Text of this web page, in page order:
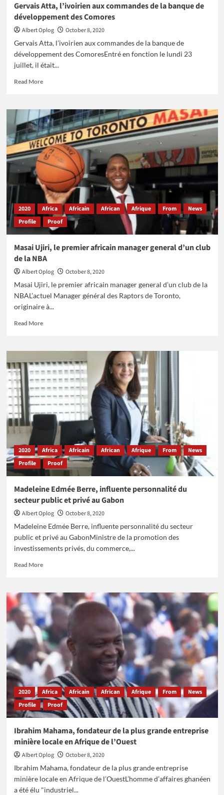
Gervais Atta, l’ivoirien aux commandes de la banque de
développement des Comores
Albert Oplog
October 8, 2020
Gervais Atta, l’ivoirien aux commandes de la banque de
développement des ComoresEntré en fonction le lundi 23
juillet, il était...
Read MoreRead
Gervais
Atta,
l’ivoirien
aux
commandes
de
la
de
développement
des
Comores
2020 Africa Africain African Afrique From
News
Profile
Proof
Masai Ujiri, le premier africain manager general d’un club
de la NBA
Albert Oplog
October 8, 2020
Masai Ujiri, le premier africain manager general d’un club de la
NBAL’actuel Manager général des Raptors de Toronto,
originaire à...
Read MoreRead
Masai
Ujiri,
le
premier
africain
manager
general
d’un
la
NBA
2020 Africa Africain African Afrique From
News
Profile
Proof
Madeleine Edmée Berre, influente personnalité du
secteur public et privé au Gabon
Albert Oplog
October 8, 2020
Madeleine Edmée Berre, influente personnalité du secteur
public et privé au GabonMinistre de la promotion des
investissements privés, du commerce,...
Read MoreRead
Madeleine
Edmée
Berre,
influente
personnalité
du
secteur
public
et
privé
au
Gabon
2020 Africa Africain African Afrique From
News
Profile
Proof
Ibrahim Mahama, fondateur de la plus grande entreprise
minière locale en Afrique de l’Ouest
Albert Oplog
October 8, 2020
Ibrahim Mahama, fondateur de la plus grande entreprise
minière locale en Afrique de l’OuestL’homme d’affaires ghanéen
a été élu "industriel...